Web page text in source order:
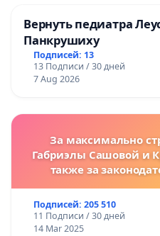
Вернуть педиатра
Панкрушиху
Подписей: 13
13 Подписи / 30 дней
7 Aug 2026
За максимально
Габриэлы Сашовой и
также за
за преступления
Подписей: 205 510
11 Подписи / 30 дней
14 Mar 2025